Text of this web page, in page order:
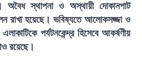
অবৈধ স্থাপনা ও অস্থায়ী দোকানপাট
রাখা হয়েছে। ভবিষ্যতে আলোকসজ্জা ও
এলাকাটিকে পর্যটনকেন্দ্র হিসেবে আকর্ষণীয়
রয়েছে।